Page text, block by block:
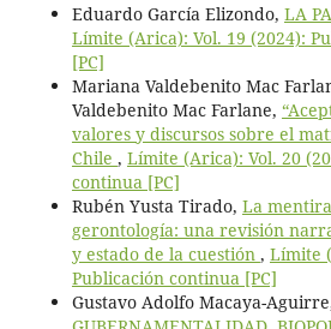
Eduardo García Elizondo, LA
Límite (Arica): Vol. 19 (2024):
[PC]
Mariana Valdebenito Mac
Valdebenito Mac Farlane,
valores y discursos sobre el
Chile , Límite (Arica): Vol. 20
continua [PC]
Rubén Yusta Tirado, La
gerontología: una revisión
y estado de la cuestión , Límite
Publicación continua [PC]
Gustavo Adolfo Macaya-